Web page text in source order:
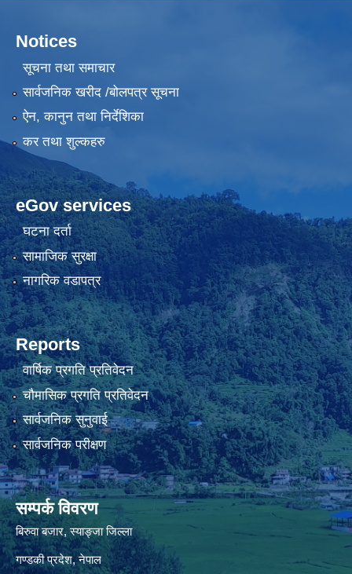
Notices
सूचना तथा समाचार
सार्वजनिक खरीद /बोलपत्र सूचना
ऐन, कानुन तथा निर्देशिका
कर तथा शुल्कहरु
eGov services
घटना दर्ता
सामाजिक सुरक्षा
नागरिक वडापत्र
Reports
वार्षिक प्रगति प्रतिवेदन
चौमासिक प्रगति प्रतिवेदन
सार्वजनिक सुनुवाई
सार्वजनिक परीक्षण
सम्पर्क विवरण
बिरुवा बजार, स्याङ्जा जिल्ला
गण्डकी प्रदेश, नेपाल